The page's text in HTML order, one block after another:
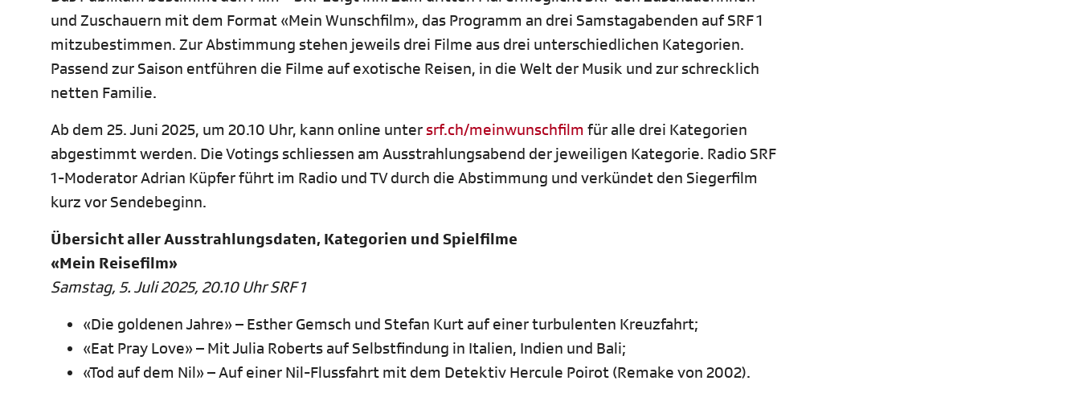
und Zuschauern mit dem Format «Mein Wunschfilm», das Programm an drei Samstagabenden auf SRF 1
mitzubestimmen. Zur Abstimmung stehen jeweils drei Filme aus drei unterschiedlichen Kategorien.
Passend zur Saison entführen die Filme auf exotische Reisen, in die Welt der Musik und zur schrecklich
netten Familie.
Ab dem 25. Juni 2025, um 20.10 Uhr, kann online untersrf.ch/meinwunschfilm für alle drei Kategorien
abgestimmt werden. Die Votings schliessen am Ausstrahlungsabend der jeweiligen Kategorie. Radio SRF
1-Moderator Adrian Küpfer führt im Radio und TV durch die Abstimmung und verkündet den Siegerfilm
kurz vor Sendebeginn.
Übersicht aller Ausstrahlungsdaten, Kategorien und Spielfilme
«Mein Reisefilm»
Samstag, 5. Juli 2025, 20.10 Uhr SRF 1
«Die goldenen Jahre» – Esther Gemsch und Stefan Kurt auf einer turbulenten Kreuzfahrt;
«Eat Pray Love» – Mit Julia Roberts auf Selbstfindung in Italien, Indien und Bali;
«Tod auf dem Nil» – Auf einer Nil-Flussfahrt mit dem Detektiv Hercule Poirot (Remake von 2002).